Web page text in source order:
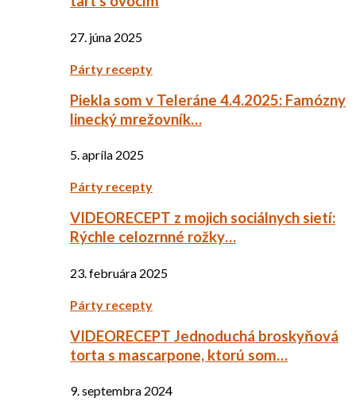
27. júna 2025
Párty recepty
Piekla som v Teleráne 4.4.2025: Famózny
linecký mrežovník…
5. apríla 2025
Párty recepty
VIDEORECEPT z mojich sociálnych sietí:
Rýchle celozrnné rožky…
23. februára 2025
Párty recepty
VIDEORECEPT Jednoduchá broskyňová
torta s mascarpone, ktorú som…
9. septembra 2024